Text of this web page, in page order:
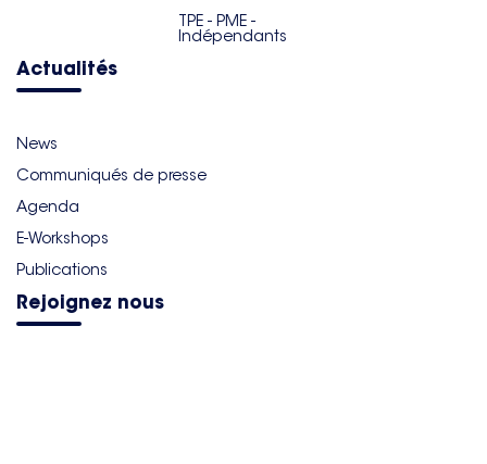
TPE - PME -
Indépendants
Actualités
News
Communiqués de presse
Agenda
E-Workshops
Publications
Rejoignez nous